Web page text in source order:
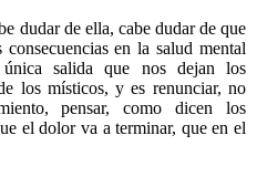
dudar de ella, cabe dudar de que
en la salud mental
salida que nos dejan los
los místicos, y es renunciar, no
pensar, como dicen los
el dolor va a terminar, que en el